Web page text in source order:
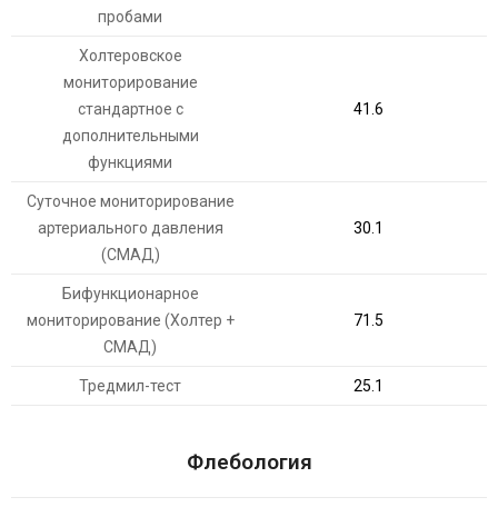
пробами
Холтеровское
мониторирование
стандартное с
дополнительными
функциями
41.6
Суточное мониторирование
артериального давления
(СМАД)
30.1
Бифункционарное
мониторирование (Холтер +
СМАД)
71.5
Тредмил-тест 25.1
Флебология